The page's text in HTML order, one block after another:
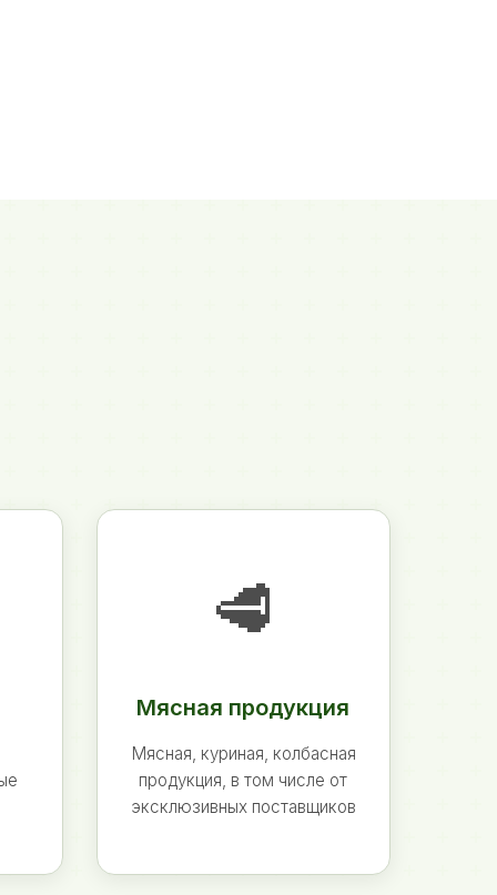
🥩
Мясная продукция
Мясная, куриная, колбасная
продукция, в том числе от
эксклюзивных поставщиков